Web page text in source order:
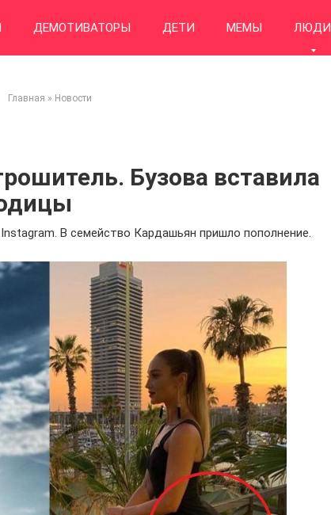
ДЕМОТИВАТОРЫ ДЕТИ МЕМЫ ЛЮДИ
Главная » Новости
Бузова вставила
В семейство Кардашьян пришло пополнение.